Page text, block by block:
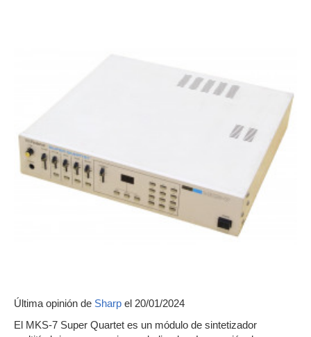
Última opinión de Sharp el 20/01/2024
El MKS-7 Super Quartet es un módulo de sintetizador